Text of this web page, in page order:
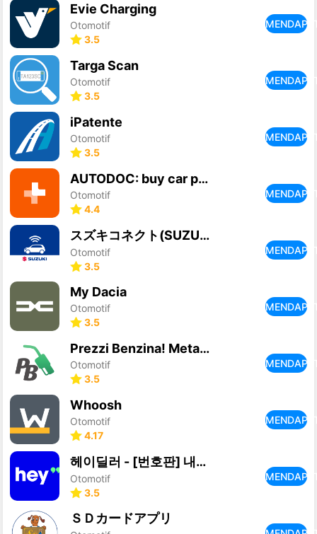
Evie Charging
Otomotif
3.5
Targa Scan
Otomotif
3.5
iPatente
Otomotif
3.5
AUTODOC: buy car parts online
Otomotif
4.4
スズキコネクト(SUZUKI CONNECT)
Otomotif
3.5
My Dacia
Otomotif
3.5
Prezzi Benzina! Metano GPL HVO
Otomotif
3.5
Whoosh
Otomotif
4.17
헤이딜러 - [번호판] 내차시세, 내차팔기 필수앱
Otomotif
3.5
ＳＤカードアプリ